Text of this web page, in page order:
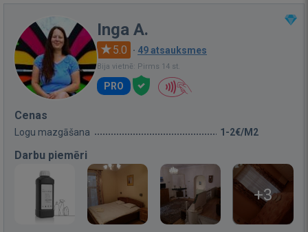
Inga A.
5.0 · 49 atsauksmes
Bija vietnē: Pirms 14 st.
PRO
Cenas
Logu mazgāšana 1-2€/M2
Darbu piemēri
+3